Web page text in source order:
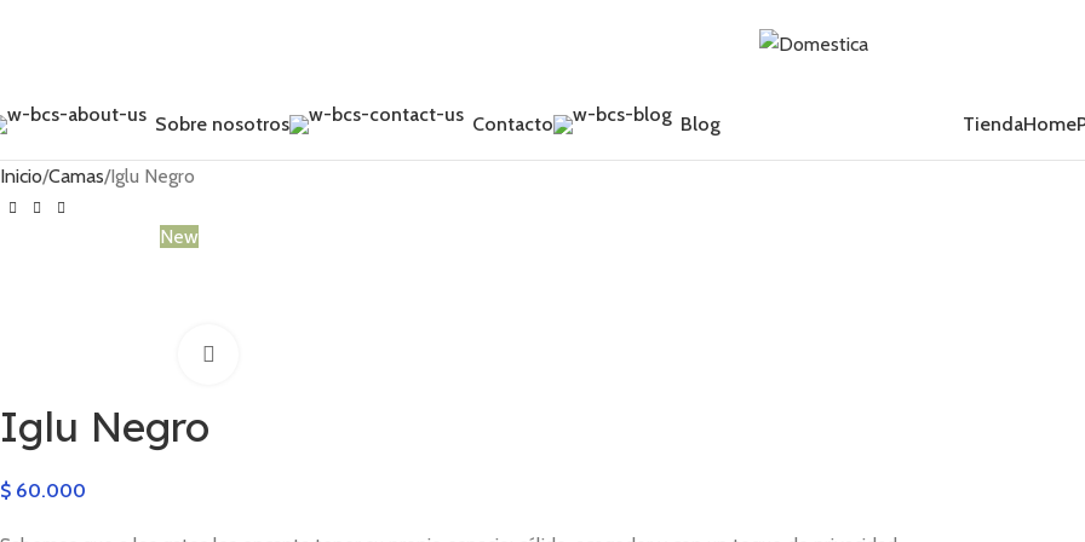
Sobre nosotros Contacto Blog TiendaHome
Inicio Camas Iglu Negro
New
Iglu Negro
$ 60.000